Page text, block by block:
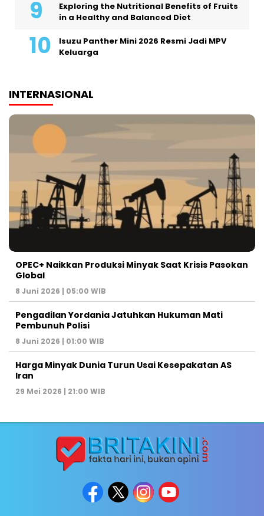
Exploring the Nutritional Benefits of Fruits
in a Healthy and Balanced Diet
Isuzu Panther Mini 2026 Resmi Jadi MPV
Keluarga
INTERNASIONAL
OPEC+ Naikkan Produksi Minyak Saat Krisis Pasokan
Global
8 Juni 2026 | 05:00 WIB
Pengadilan Yordania Jatuhkan Hukuman Mati
Pembunuh Polisi
8 Juni 2026 | 01:00 WIB
Harga Minyak Dunia Turun Usai Kesepakatan AS
Iran
29 Mei 2026 | 21:00 WIB